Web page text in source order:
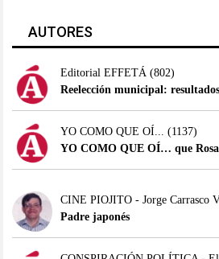
AUTORES
Editorial EFFETÁ (802)
Reelección municipal:
YO COMO QUE OÍ...
(1137)
YO COMO QUE OÍ… que
CINE PIOJITO - Jorge Carrasco
Padre japonés